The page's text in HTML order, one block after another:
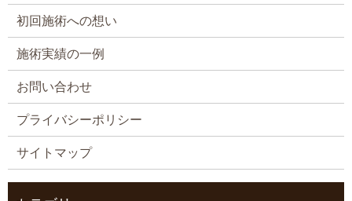
初回施術への想い
施術実績の一例
お問い合わせ
プライバシーポリシー
サイトマップ